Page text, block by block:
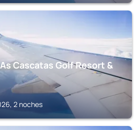
Cascatas Golf Resort &
2 noches